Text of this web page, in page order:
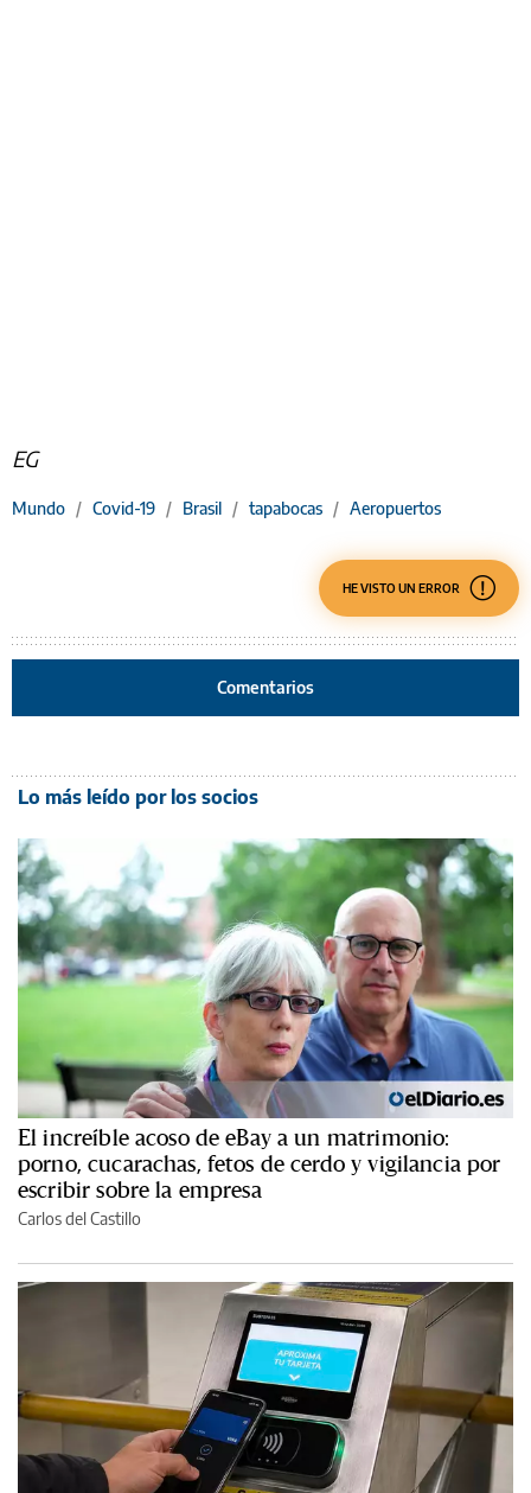
EG
Mundo / Covid-19 / Brasil / tapabocas / Aeropuertos
HE VISTO UN ERROR
Comentarios
Lo más leído por los socios
El increíble acoso de eBay a un matrimonio:
porno, cucarachas, fetos de cerdo y vigilancia por
escribir sobre la empresa
Carlos del Castillo